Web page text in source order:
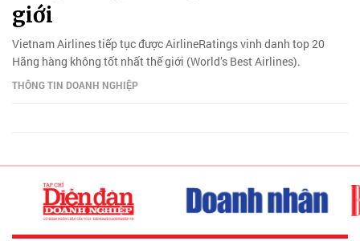
giới
Vietnam Airlines tiếp tục được AirlineRatings vinh danh top 20
Hãng hàng không tốt nhất thế giới (World’s Best Airlines).
THÔNG TIN DOANH NGHIỆP